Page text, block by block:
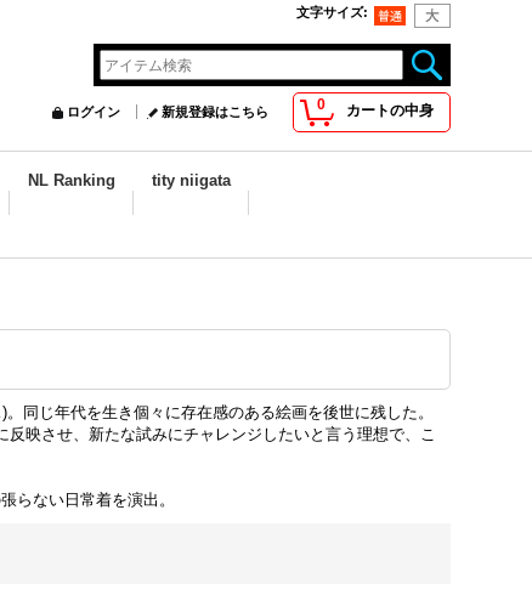
文字サイズ:
0 カートの中身
ログイン 新規登録はこちら
NL Ranking tity niigata
同じ年代を生き個々に存在感のある絵画を後世に残した。
映させ、新たな試みにチャレンジしたいと言う理想で、こ
らない日常着を演出。